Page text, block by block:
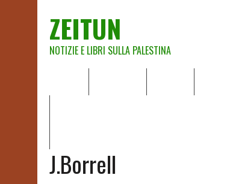
ZEITUN
NOTIZIE E LIBRI SULLA PALESTINA
J.Borrell